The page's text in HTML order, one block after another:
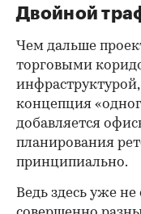
Двойной
Чем дальше
торговыми
концепция
добавляется
планирования
принципиально.
Ведь здесь уже